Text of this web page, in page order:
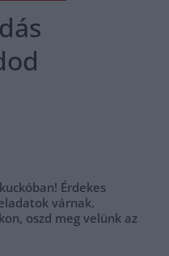
Érdekes
várnak.
oszd meg velünk az